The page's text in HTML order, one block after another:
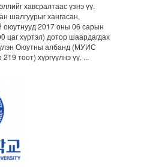
хавсралтаас үзнэ үү.
шалгуурыг хангасан,
оюутнууд 2017 оны 06 сарын
цаг хүртэл) дотор шаардагдах
Оюутны албанд (МУИС
тоот) хүргүүлнэ үү. ...